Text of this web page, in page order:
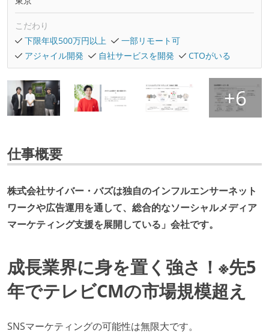
こだわり
下限年収500万円以上
一部リモート可
アジャイル開発
自社サービスを開発 CTOがいる
仕事概要
株式会社サイバー・バズは独自のインフルエンサーネット
ワークや広告運用を通して、総合的なソーシャルメディア
マーケティング支援を展開している」会社です。
成長業界に身を置く強さ！※先5
年でテレビCMの市場規模超え
SNSマーケティングの可能性は無限大です。